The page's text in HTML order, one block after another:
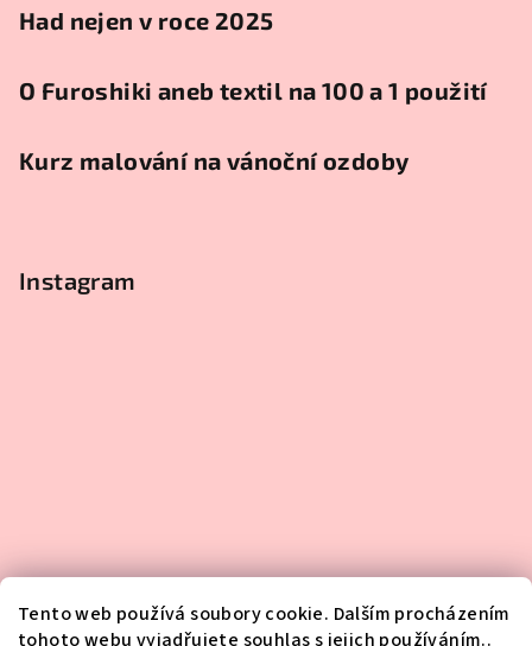
Tento web používá soubory cookie. Dalším procházením
tohoto webu vyjadřujete souhlas s jejich používáním..
Had nejen v roce 2025
O Furoshiki aneb textil na 100 a 1 použití
Kurz malování na vánoční ozdoby
Instagram